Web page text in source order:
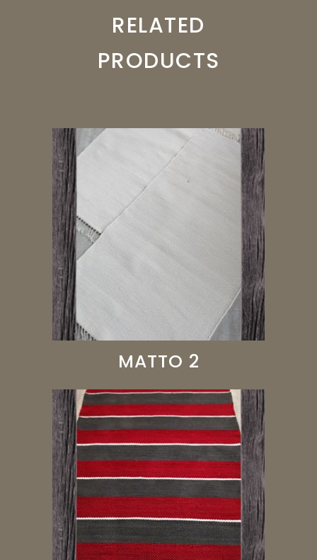
RELATED
PRODUCTS
MATTO 2